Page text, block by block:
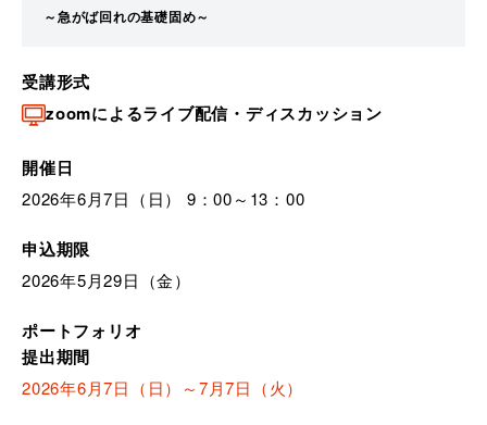
～急がば回れの基礎固め～
受講形式
zoomによるライブ配信・ディスカッション
開催日
2026年6月7日（日） 9：00～13：00
申込期限
2026年5月29日（金）
ポートフォリオ
提出期間
2026年6月7日（日）～7月7日（火）